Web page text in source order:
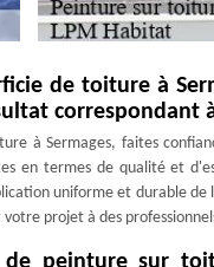
de toiture à
correspondant
à Sermages, faites
en termes de qualité et
uniforme et durable
projet à des
peinture sur